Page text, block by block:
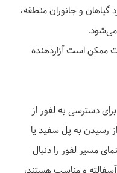
و جانوران منطقه،
می‌شود.
ممکن است آزاردهنده
دسترسی به لفور از
رسیدن به پل سفید یا
مسیر لفور را دنبال